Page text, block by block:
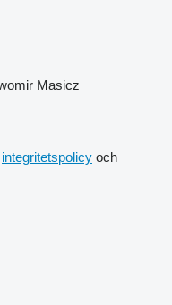
Masicz
integritetspolicy och